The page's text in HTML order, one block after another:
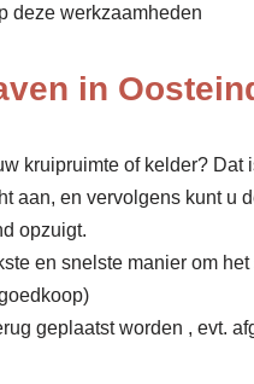
deze werkzaamheden
in
kruipruimte of kelder?
aan, en vervolgens kunt
opzuigt.
en snelste manier om
geplaatst worden , evt.